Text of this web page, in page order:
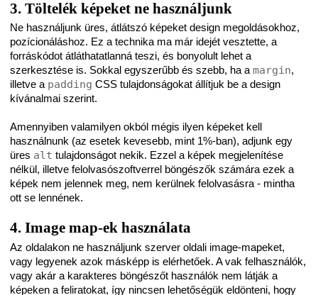
3. Töltelék képeket ne használjunk
Ne használjunk üres, átlátszó képeket design megoldásokhoz,
pozícionáláshoz. Ez a technika ma már idejét vesztette, a
forráskódot átláthatatlanná teszi, és bonyolult lehet a
szerkesztése is. Sokkal egyszerűbb és szebb, ha a margin,
illetve a padding CSS tulajdonságokat állítjuk be a design
kívánalmai szerint.
Amennyiben valamilyen okból mégis ilyen képeket kell
használnunk (az esetek kevesebb, mint 1%-ban), adjunk egy
üres alt tulajdonságot nekik. Ezzel a képek megjelenítése
nélkül, illetve felolvasószoftverrel böngészők számára ezek a
képek nem jelennek meg, nem kerülnek felolvasásra - mintha
ott se lennének.
4. Image map-ek használata
Az oldalakon ne használjunk szerver oldali image-mapeket,
vagy legyenek azok másképp is elérhetőek. A vak felhasználók,
vagy akár a karakteres böngészőt használók nem látják a
képeken a feliratokat, így nincsen lehetőségük eldönteni, hogy